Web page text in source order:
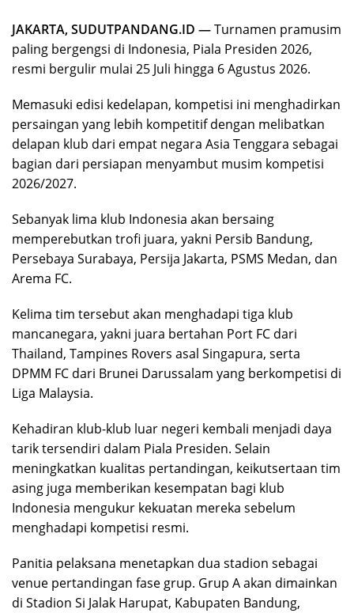
JAKARTA, SUDUTPANDANG.ID —Turnamen pramusim
paling bergengsi di Indonesia, Piala Presiden 2026,
resmi bergulir mulai 25 Juli hingga 6 Agustus 2026.
Memasuki edisi kedelapan, kompetisi ini menghadirkan
persaingan yang lebih kompetitif dengan melibatkan
delapan klub dari empat negara Asia Tenggara sebagai
bagian dari persiapan menyambut musim kompetisi
2026/2027.
Sebanyak lima klub Indonesia akan bersaing
memperebutkan trofi juara, yakni Persib Bandung,
Persebaya Surabaya, Persija Jakarta, PSMS Medan, dan
Arema FC.
Kelima tim tersebut akan menghadapi tiga klub
mancanegara, yakni juara bertahan Port FC dari
Thailand, Tampines Rovers asal Singapura, serta
DPMM FC dari Brunei Darussalam yang berkompetisi di
Liga Malaysia.
Kehadiran klub-klub luar negeri kembali menjadi daya
tarik tersendiri dalam Piala Presiden. Selain
meningkatkan kualitas pertandingan, keikutsertaan tim
asing juga memberikan kesempatan bagi klub
Indonesia mengukur kekuatan mereka sebelum
menghadapi kompetisi resmi.
Panitia pelaksana menetapkan dua stadion sebagai
venue pertandingan fase grup. Grup A akan dimainkan
di Stadion Si Jalak Harupat, Kabupaten Bandung,